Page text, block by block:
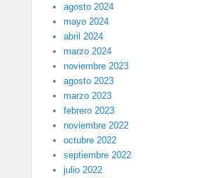
agosto 2024
mayo 2024
abril 2024
marzo 2024
noviembre 2023
agosto 2023
marzo 2023
febrero 2023
noviembre 2022
octubre 2022
septiembre 2022
julio 2022